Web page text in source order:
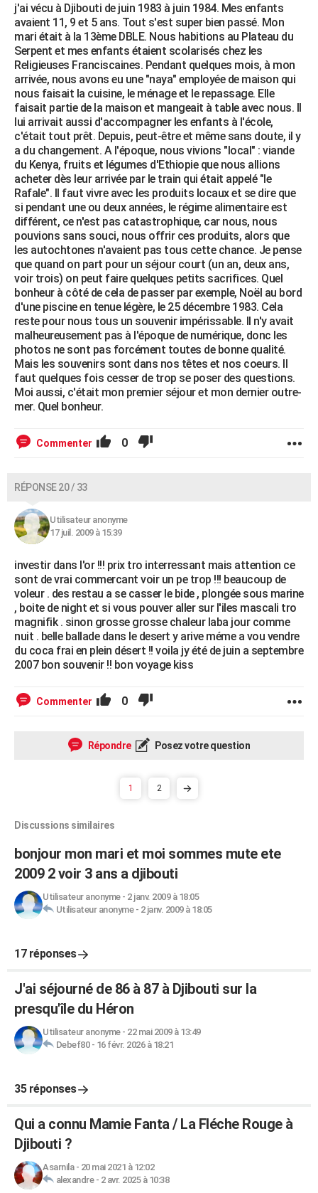
j'ai vécu à Djibouti de juin 1983 à juin 1984. Mes enfants
avaient 11, 9 et 5 ans. Tout s'est super bien passé. Mon
mari était à la 13ème DBLE. Nous habitions au Plateau du
Serpent et mes enfants étaient scolarisés chez les
Religieuses Franciscaines. Pendant quelques mois, à mon
arrivée, nous avons eu une "naya" employée de maison qui
nous faisait la cuisine, le ménage et le repassage. Elle
faisait partie de la maison et mangeait à table avec nous. Il
lui arrivait aussi d'accompagner les enfants à l'école,
c'était tout prêt. Depuis, peut-être et même sans doute, il y
a du changement. A l'époque, nous vivions "local" : viande
du Kenya, fruits et légumes d'Ethiopie que nous allions
acheter dès leur arrivée par le train qui était appelé "le
Rafale". Il faut vivre avec les produits locaux et se dire que
si pendant une ou deux années, le régime alimentaire est
différent, ce n'est pas catastrophique, car nous, nous
pouvions sans souci, nous offrir ces produits, alors que
les autochtones n'avaient pas tous cette chance. Je pense
que quand on part pour un séjour court (un an, deux ans,
voir trois) on peut faire quelques petits sacrifices. Quel
bonheur à côté de cela de passer par exemple, Noël au bord
d'une piscine en tenue légère, le 25 décembre 1983. Cela
reste pour nous tous un souvenir impérissable. Il n'y avait
malheureusement pas à l'époque de numérique, donc les
photos ne sont pas forcément toutes de bonne qualité.
Mais les souvenirs sont dans nos têtes et nos coeurs. Il
faut quelques fois cesser de trop se poser des questions.
Moi aussi, c'était mon premier séjour et mon dernier outre-
mer. Quel bonheur.
Commenter 0
RÉPONSE 20 / 33
Utilisateur anonyme
17 juil. 2009 à 15:39
investir dans l'or !!! prix tro interressant mais attention ce
sont de vrai commercant voir un pe trop !!! beaucoup de
voleur . des restau a se casser le bide , plongée sous marine
, boite de night et si vous pouver aller sur l'iles mascali tro
magnifik . sinon grosse grosse chaleur laba jour comme
nuit . belle ballade dans le desert y arive méme a vou vendre
du coca frai en plein désert !! voila jy été de juin a septembre
2007 bon souvenir !! bon voyage kiss
Commenter 0
Répondre Posez votre question
1 2
Discussions similaires
bonjour mon mari et moi sommes mute ete
2009 2 voir 3 ans a djibouti
Utilisateur anonyme- 2 janv. 2009 à 18:05
Utilisateur anonyme- 2 janv. 2009 à 18:05
17 réponses
J'ai séjourné de 86 à 87 à Djibouti sur la
presqu'île du Héron
Utilisateur anonyme- 22 mai 2009 à 13:49
Debef80- 16 févr. 2026 à 18:21
35 réponses
Qui a connu Mamie Fanta / La Fléche Rouge à
Djibouti ?
Asarnila- 20 mai 2021 à 12:02
alexandre- 2 avr. 2025 à 10:38